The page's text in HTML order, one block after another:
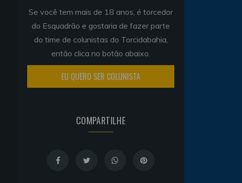
Se você tem mais de 18 anos, é torcedor
do Esquadrão e gostaria de fazer parte
do time de colunistas do Torcidabahia,
então clica no botão abaixo.
EU QUERO SER COLUNISTA
COMPARTILHE